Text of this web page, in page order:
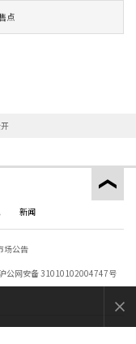
点
新闻
场公告
公网安备 31010102004747号